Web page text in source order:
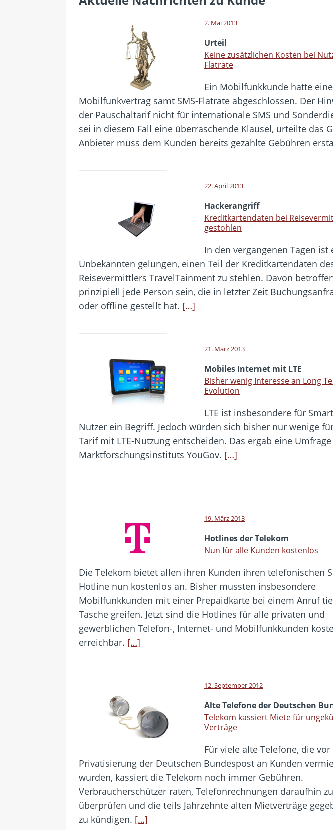
[ 21. Juli 2026 ]
[ 20. Juli 2026 ]
BKA zerschlägt weltweit aktive Phishing-Plattform
betroffen
[ 5. August 2026 ]
Wahlfreiheit der Verbraucher gestärkt – Gerichtsurteil
2. Mai 2013
Urteil
Keine zusätzlichen Kosten bei
Flatrate
Ein Mobilfunkkunde hatte
Mobilfunkvertrag samt SMS-Flatrate abgeschlossen. Der
der Pauschaltarif nicht für internationale SMS und
sei in diesem Fall eine überraschende Klausel, urteilte das
Anbieter muss dem Kunden bereits gezahlte Gebühren
22. April 2013
Hackerangriff
Kreditkartendaten bei
gestohlen
In den vergangenen Tagen ist
Unbekannten gelungen, einen Teil der Kreditkartendaten
Reisevermittlers TravelTainment zu stehlen. Davon
prinzipiell jede Person sein, die in letzter Zeit
oder offline gestellt hat. […]
21. März 2013
Mobiles Internet mit LTE
Bisher wenig Interesse an Long
Evolution
LTE ist insbesondere für
Nutzer ein Begriff. Jedoch würden sich bisher nur wenige
Tarif mit LTE-Nutzung entscheiden. Das ergab eine
Marktforschungsinstituts YouGov. […]
19. März 2013
Hotlines der Telekom
Nun für alle Kunden kostenlos
Die Telekom bietet allen ihren Kunden ihren telefonischen
Hotline nun kostenlos an. Bisher mussten insbesondere
Mobilfunkkunden mit einer Prepaidkarte bei einem Anruf
Tasche greifen. Jetzt sind die Hotlines für alle privaten und
gewerblichen Telefon-, Internet- und Mobilfunkkunden
erreichbar. […]
12. September 2012
Alte Telefone der Deutschen
Telekom kassiert Miete für
Verträge
Für viele alte Telefone, die
Privatisierung der Deutschen Bundespost an Kunden
wurden, kassiert die Telekom noch immer Gebühren.
Verbraucherschützer raten, Telefonrechnungen daraufhin zu
überprüfen und die teils Jahrzehnte alten Mietverträge
zu kündigen. […]